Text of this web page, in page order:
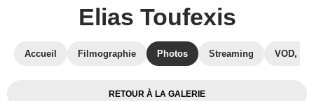
Elias Toufexis
Accueil Filmographie Photos Streaming VOD,
RETOUR À LA GALERIE